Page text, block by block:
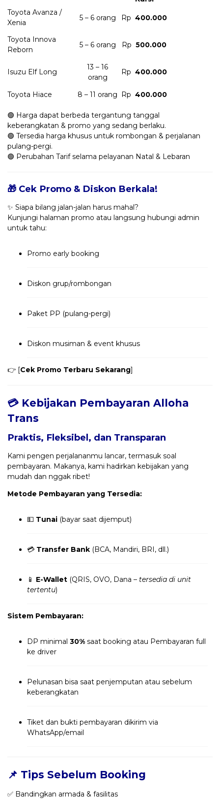
Toyota Avanza /
Xenia
5 – 6 orang Rp 400.000
Toyota Innova
Reborn
5 – 6 orang Rp 500.000
Isuzu Elf Long
13 – 16
orang
Rp 400.000
Toyota Hiace 8 – 11 orang Rp 400.000
🟢 Harga dapat berbeda tergantung tanggal
keberangkatan & promo yang sedang berlaku.
🟢 Tersedia harga khusus untuk rombongan & perjalanan
pulang-pergi.
🟢 Perubahan Tarif selama pelayanan Natal & Lebaran
🎁 Cek Promo & Diskon Berkala!
✨ Siapa bilang jalan-jalan harus mahal?
Kunjungi halaman promo atau langsung hubungi admin
untuk tahu:
Promo early booking
Diskon grup/rombongan
Paket PP (pulang-pergi)
Diskon musiman & event khusus
👉 [Cek Promo Terbaru Sekarang]
💳 Kebijakan Pembayaran Alloha
Trans
Praktis, Fleksibel, dan Transparan
Kami pengen perjalananmu lancar, termasuk soal
pembayaran. Makanya, kami hadirkan kebijakan yang
mudah dan nggak ribet!
Metode Pembayaran yang Tersedia:
💵 Tunai (bayar saat dijemput)
💳 Transfer Bank (BCA, Mandiri, BRI, dll.)
📱 E-Wallet (QRIS, OVO, Dana – tersedia di unit
tertentu)
Sistem Pembayaran:
DP minimal 30% saat booking atau Pembayaran full
ke driver
Pelunasan bisa saat penjemputan atau sebelum
keberangkatan
Tiket dan bukti pembayaran dikirim via
WhatsApp/email
📌 Tips Sebelum Booking
✅ Bandingkan armada & fasilitas